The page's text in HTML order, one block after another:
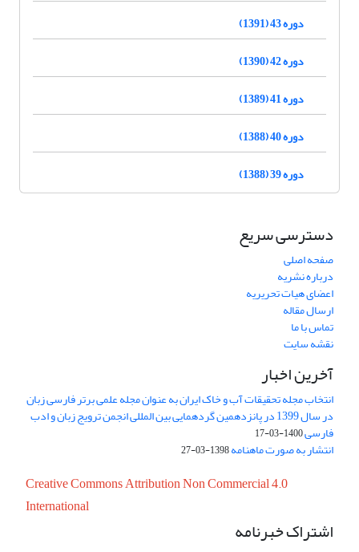
دوره 43 (1391)
دوره 42 (1390)
دوره 41 (1389)
دوره 40 (1388)
دوره 39 (1388)
دسترسی سریع
صفحه اصلی
درباره نشریه
اعضای هیات تحریریه
ارسال مقاله
تماس با ما
نقشه سایت
آخرین اخبار
انتخاب مجله تحقیقات آب و خاک ایران به عنوان مجله علمی برتر فارسی زبان
در سال 1399 در پانزدهمین گردهمایی بین المللی انجمن ترویج زبان و ادب
فارسی1400-03-17
انتشار به صورت ماهنامه1398-03-27
Creative Commons Attribution Non Commercial 4.0
International
اشتراک خبرنامه